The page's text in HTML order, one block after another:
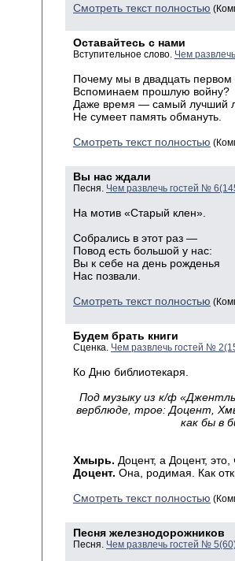
Смотреть текст полностью
Оставайтесь с нами
Вступительное слово. Чем
Почему мы в двадцать первом
Вспоминаем прошлую войну?
Даже время — самый лучший
Не сумеет память обмануть.
Смотреть текст полностью
Вы нас ждали
Песня. Чем развлечь гостей №
На мотив «Старый клен».
Собрались в этот раз —
Повод есть большой у нас:
Вы к себе на день рожденья
Нас позвали.
Смотреть текст полностью
Будем брать книги
Сценка. Чем развлечь гостей №
Ко Дню библиотекаря.
Под музыку из к/ф
верблюде, трое: Доцент,
как бы в
Хмырь. Доцент, а Доцент,
Доцент. Она, родимая. Как
Смотреть текст полностью
Песня железнодорожников
Песня. Чем развлечь гостей №